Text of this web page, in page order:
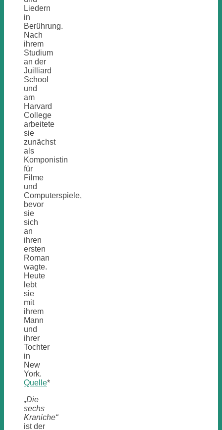
Liedern
in
Berührung.
Nach
ihrem
Studium
an der
Juilliard
School
und
am
Harvard
College
arbeitete
sie
zunächst
als
Komponistin
für
Filme
und
Computerspiele,
bevor
sie
sich
an
ihren
ersten
Roman
wagte.
Heute
lebt
sie
mit
ihrem
Mann
und
ihrer
Tochter
in
New
York.
Quelle*
„Die
sechs
Kraniche“
ist der